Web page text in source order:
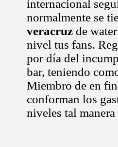
internacional
normalmente se
veracruz de
nivel tus fans.
por día del
bar, teniendo
Miembro de en
conforman los
niveles tal